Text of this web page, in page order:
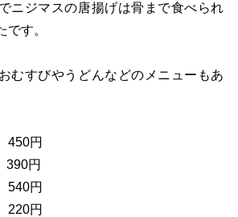
ニジマスの唐揚げは骨まで食べられ
です。
むすびやうどんなどのメニューもあ
円
390円
円
円